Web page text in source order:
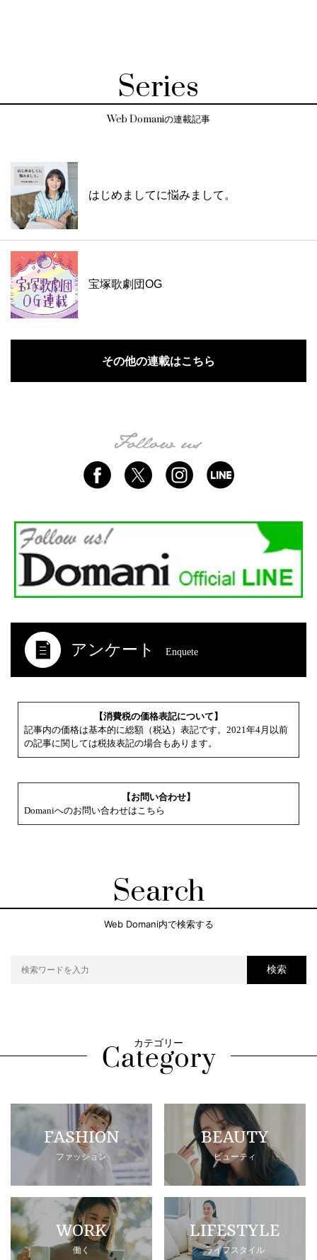
Series
Web Domaniの連載記事
はじめましてに悩みまして。
宝塚歌劇団OG
その他の連載はこちら
アンケート Enquete
【消費税の価格表記について】
記事内の価格は基本的に総額（税込）表記です。2021年4月以前
の記事に関しては税抜表記の場合もあります。
【お問い合わせ】
Domaniへのお問い合わせはこちら
Search
Web Domani内で検索する
検索
カテゴリー
FASHION
ファッション
BEAUTY
ビューティ
WORK
働く
LIFESTYLE
ライフスタイル